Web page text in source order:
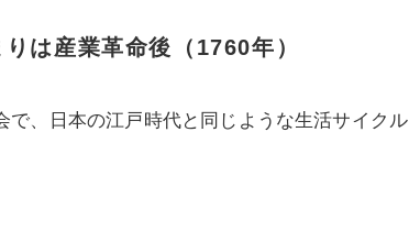
は産業革命後（1760年）
で、日本の江戸時代と同じような生活サイクル